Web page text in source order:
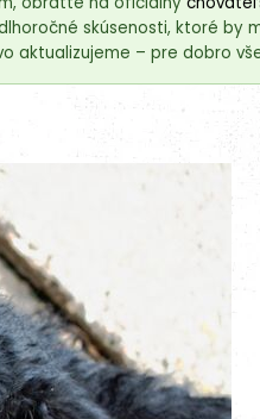
skúsenosti, ktoré by
aktualizujeme – pre dobro